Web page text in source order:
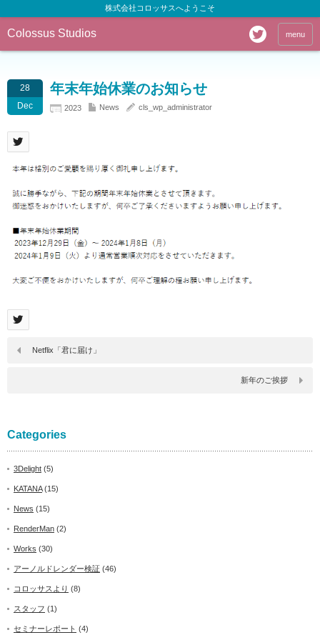
株式会社コロッサスへようこそ
Colossus Studios menu
28
Dec
年末年始休業のお知らせ
2023 News cls_wp_administrator
Netflix「君に届け」
新年のご挨拶
Categories
3Delight (5)
KATANA(15)
News (15)
RenderMan (2)
Works (30)
アーノルドレンダー検証 (46)
コロッサスより (8)
スタッフ (1)
セミナーレポート (4)